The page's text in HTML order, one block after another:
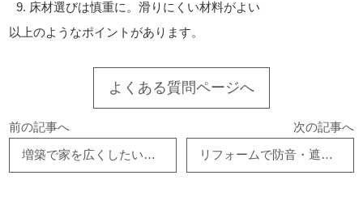
床材選びは慎重に。滑りにくい材料がよい
以上のようなポイントがあります。
よくある質問ページへ
前の記事へ
増築で家を広くしたいのですが、どこまでできますか？
次の記事へ
リフォームで防音・遮音対策できますか？